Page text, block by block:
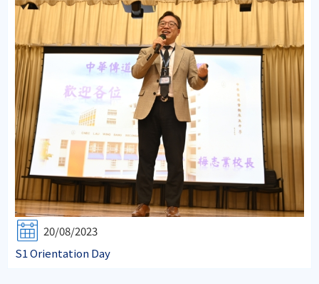
20/08/2023
S1 Orientation Day